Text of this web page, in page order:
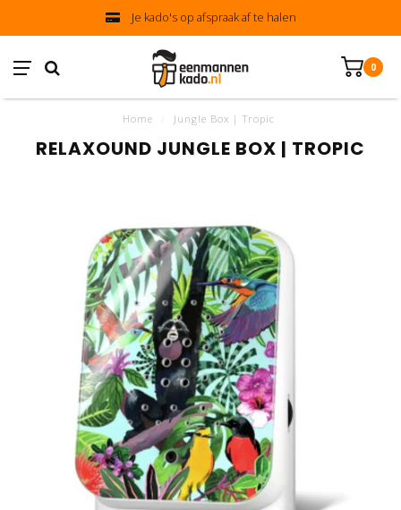
Je kado's op afspraak af te halen
0
Home Jungle Box | Tropic
RELAXOUND JUNGLE BOX | TROPIC